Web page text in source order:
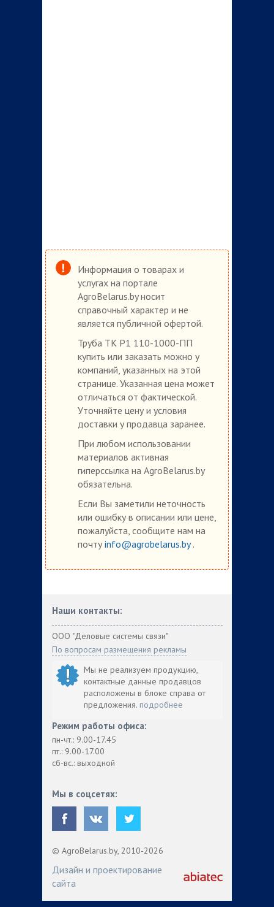
Информация о товарах и
услугах на портале
AgroBelarus.by носит
справочный характер и не
является публичной офертой.
Труба ТК Р1 110-1000-ПП
купить или заказать можно у
компаний, указанных на этой
странице. Указанная цена может
отличаться от фактической.
Уточняйте цену и условия
доставки у продавца заранее.
При любом использовании
материалов активная
гиперссылка на AgroBelarus.by
обязательна.
Если Вы заметили неточность
или ошибку в описании или цене,
пожалуйста, сообщите нам на
почту info@agrobelarus.by.
Наши контакты:
ООО "Деловые системы связи"
По вопросам размещения рекламы
Мы не реализуем продукцию,
контактные данные продавцов
расположены в блоке справа от
предложения. подробнее
Режим работы офиса:
пн-чт.: 9.00-17.45
пт.: 9.00-17.00
сб-вс.: выходной
Мы в соцсетях:
© AgroBelarus.by, 2010-2026
Дизайн и проектирование
сайта